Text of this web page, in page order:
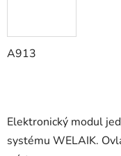
A913
Elektronický modul
systému WELAIK.